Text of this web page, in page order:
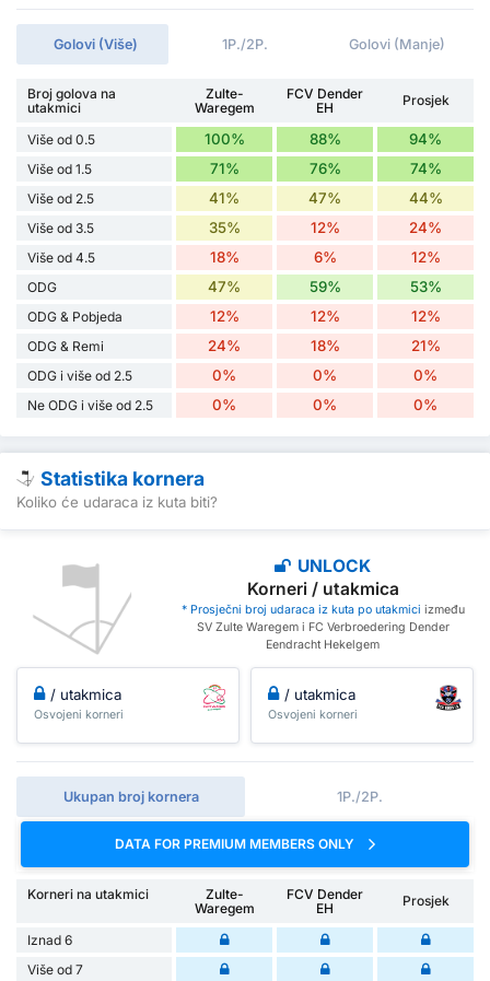
Golovi (Više) 1P./2P. Golovi (Manje)
Broj golova na
utakmici
Zulte-
Waregem
FCV Dender
EH
Prosjek
Više od 0.5 100% 88% 94%
Više od 1.5 71% 76% 74%
Više od 2.5 41% 47% 44%
Više od 3.5 35% 12% 24%
Više od 4.5 18% 6% 12%
ODG 47% 59% 53%
ODG & Pobjeda 12% 12% 12%
ODG & Remi 24% 18% 21%
ODG i više od 2.5 0% 0% 0%
Ne ODG i više od 2.5 0% 0% 0%
Statistika kornera
Koliko će udaraca iz kuta biti?
UNLOCK
Korneri / utakmica
* Prosječni broj udaraca iz kuta po utakmici između
SV Zulte Waregem i FC Verbroedering Dender
Eendracht Hekelgem
/ utakmica
Osvojeni korneri
/ utakmica
Osvojeni korneri
Ukupan broj kornera 1P./2P.
DATA FOR PREMIUM MEMBERS ONLY
Korneri na utakmici
Zulte-
Waregem
FCV Dender
EH
Prosjek
Iznad 6
Više od 7